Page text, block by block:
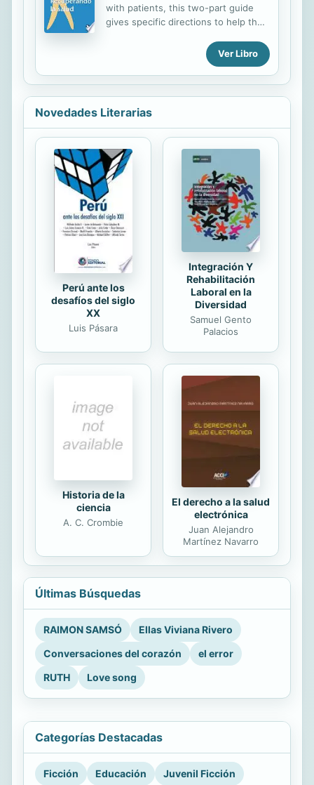
with patients, this two-part guide
gives specific directions to help the
maladies, including back problems,
arthritis, multiple sclerosis, breathing
ailments, eye problems, and
method works by taking a three-
tiered approach that includes
positive mental outlook. By unlocking
the healing powers of the body,
readers can take charge and lead
healthier, happier lives. Usando las
experiencias del autor y su
interacción con las personas que ha
trabajado, esta guía ...
Ver Libro
Novedades Literarias
Perú ante los
desafíos del siglo
XX
Luis Pásara
Integración Y
Rehabilitación
Laboral en la
Diversidad
Samuel Gento
Palacios
Historia de la
ciencia
A. C. Crombie
El derecho a la salud
electrónica
Juan Alejandro
Martínez Navarro
Últimas Búsquedas
RAIMON SAMSÓ
Ellas Viviana Rivero
Conversaciones del corazón
el error
RUTH
Love song
Categorías Destacadas
Ficción Educación Juvenil Ficción